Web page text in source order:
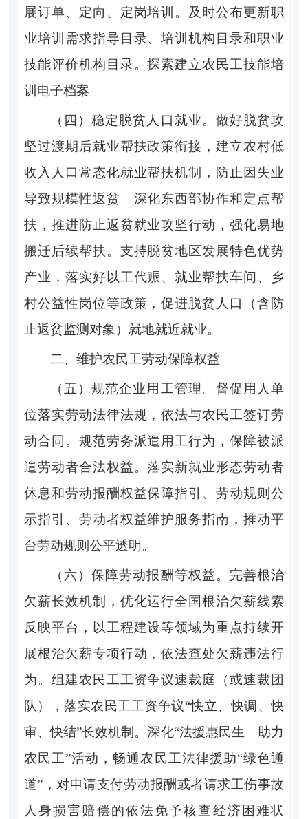
展订单、定向、定岗培训。及时公布更新职
业培训需求指导目录、培训机构目录和职业
技能评价机构目录。探索建立农民工技能培
训电子档案。
（四）稳定脱贫人口就业。做好脱贫攻
坚过渡期后就业帮扶政策衔接，建立农村低
收入人口常态化就业帮扶机制，防止因失业
导致规模性返贫。深化东西部协作和定点帮
扶，推进防止返贫就业攻坚行动，强化易地
搬迁后续帮扶。支持脱贫地区发展特色优势
产业，落实好以工代赈、就业帮扶车间、乡
村公益性岗位等政策，促进脱贫人口（含防
止返贫监测对象）就地就近就业。
二、维护农民工劳动保障权益
（五）规范企业用工管理。督促用人单
位落实劳动法律法规，依法与农民工签订劳
动合同。规范劳务派遣用工行为，保障被派
遣劳动者合法权益。落实新就业形态劳动者
休息和劳动报酬权益保障指引、劳动规则公
示指引、劳动者权益维护服务指南，推动平
台劳动规则公平透明。
（六）保障劳动报酬等权益。完善根治
欠薪长效机制，优化运行全国根治欠薪线索
反映平台，以工程建设等领域为重点持续开
展根治欠薪专项行动，依法查处欠薪违法行
为。组建农民工工资争议速裁庭（或速裁团
队），落实农民工工资争议“快立、快调、快
审、快结”长效机制。深化“法援惠民生 助力
农民工”活动，畅通农民工法律援助“绿色通
道”，对申请支付劳动报酬或者请求工伤事故
人身损害赔偿的依法免予核查经济困难状